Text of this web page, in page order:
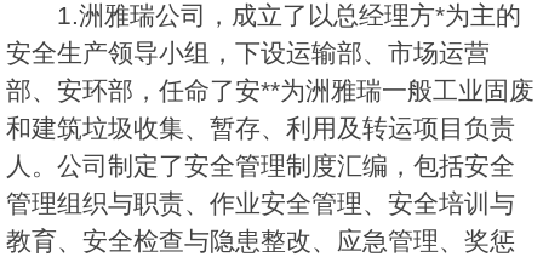
1.洲雅瑞公司，成立了以总经理方*为主的
安全生产领导小组，下设运输部、市场运营
部、安环部，任命了安**为洲雅瑞一般工业固废
和建筑垃圾收集、暂存、利用及转运项目负责
人。公司制定了安全管理制度汇编，包括安全
管理组织与职责、作业安全管理、安全培训与
教育、安全检查与隐患整改、应急管理、奖惩